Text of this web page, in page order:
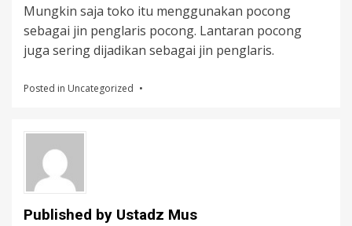
Mungkin saja toko itu menggunakan pocong
sebagai jin penglaris pocong. Lantaran pocong
juga sering dijadikan sebagai jin penglaris.
Posted in Uncategorized
Published by Ustadz Mus